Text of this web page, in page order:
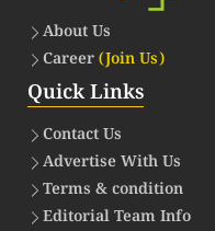
About Us
Career(Join Us)
Quick Links
Contact Us
Advertise With Us
Terms & condition
Editorial Team Info